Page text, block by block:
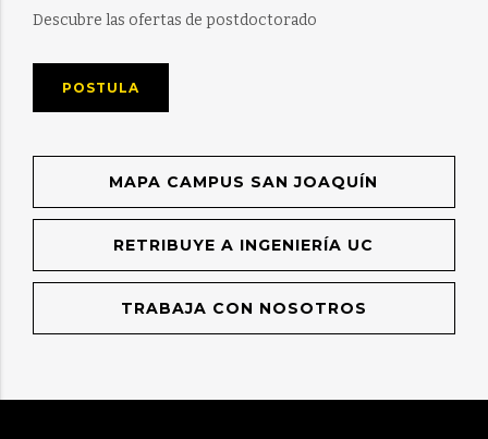
Descubre las ofertas de postdoctorado
POSTULA
MAPA CAMPUS SAN JOAQUÍN
RETRIBUYE A INGENIERÍA UC
TRABAJA CON NOSOTROS